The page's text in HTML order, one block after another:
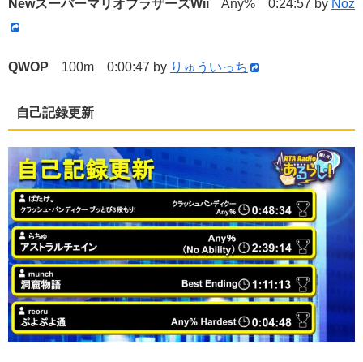
NewスーパーマリオブラザーズWii Any% 0:24:57 by Noz
QWOP 100m 0:00:47 by りゅういっち
自己記録更新